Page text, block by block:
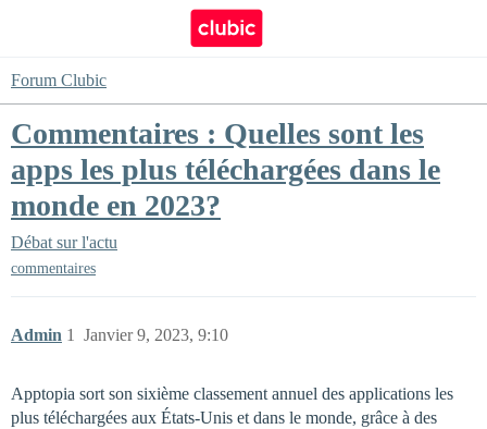
Forum Clubic
Commentaires : Quelles sont les
apps les plus téléchargées dans le
monde en 2023?
Débat sur l'actu
commentaires
Admin Janvier 9, 2023, 9:10
1
Apptopia sort son sixième classement annuel des applications les
plus téléchargées aux États-Unis et dans le monde, grâce à des